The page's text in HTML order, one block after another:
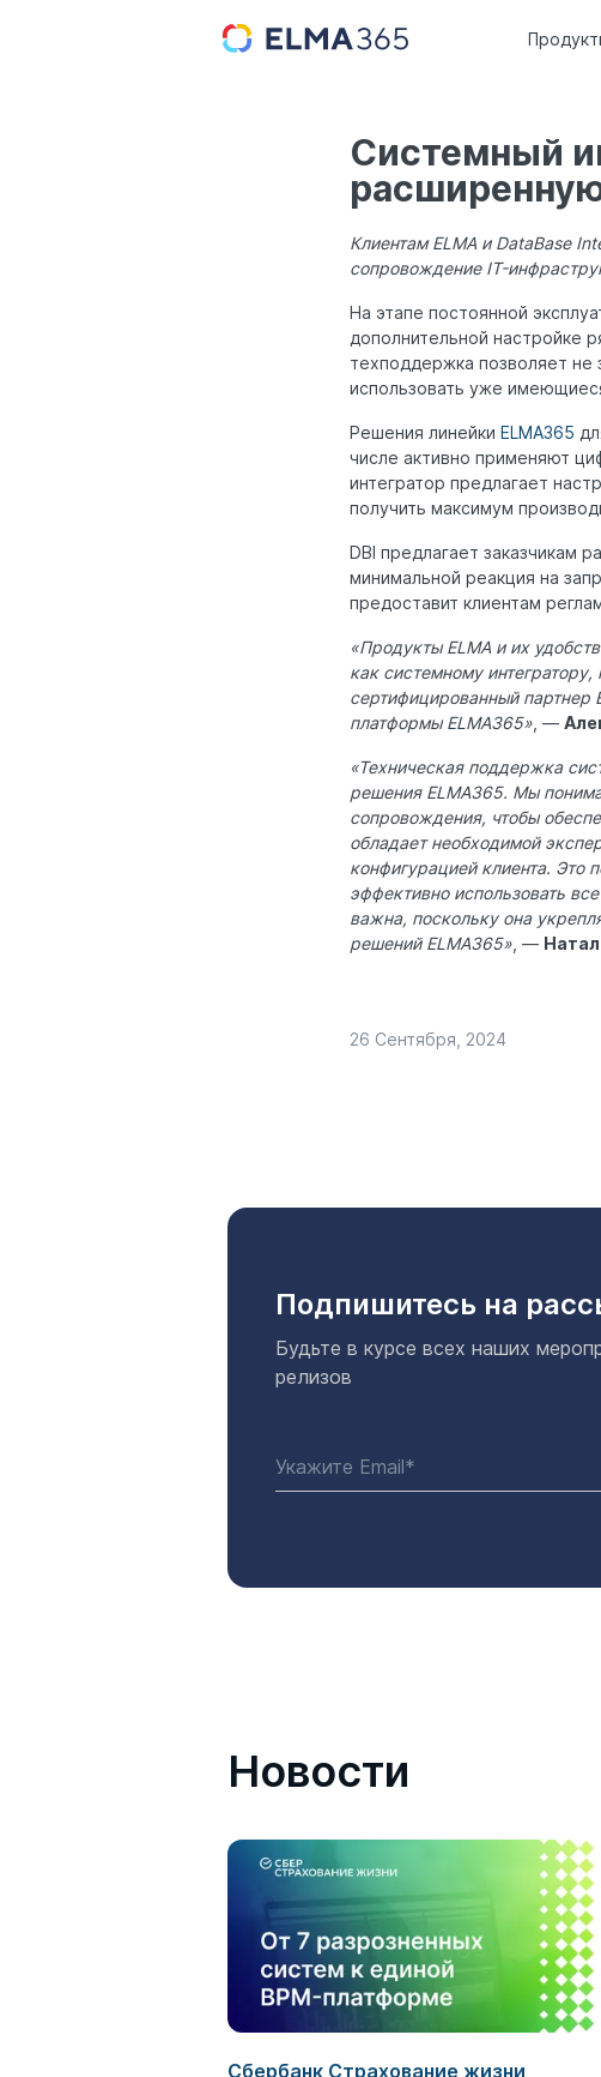
Системный
Клиентам ELMA и DataBase
сопровождение IT-
На этапе постоянной
дополнительной настройке
техподдержка позволяет не
использовать уже
Решения линейки ELMA365
числе активно применяют
интегратор предлагает
получить максимум
DBI предлагает заказчикам
минимальной реакция на
предоставит клиентам
«Продукты ELMA и их
как системному
сертифицированный партнер
платформы ELMA365» , —
«Техническая поддержка
решения ELMA365. Мы
сопровождения, чтобы
обладает необходимой
конфигурацией клиента. Это
эффективно использовать
важна, поскольку она
решений ELMA365» , —
26 Сентября, 2024
Подпишитесь на
Будьте в курсе всех наших
релизов
Новости
Сбербанк Страхование жизни